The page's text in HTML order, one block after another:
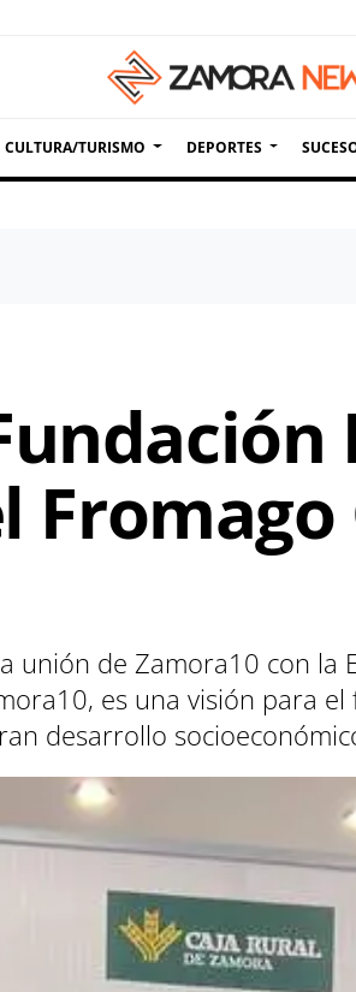
CULTURA/TURISMO DEPORTES
de Zamora10 con la
es una visión para
desarrollo